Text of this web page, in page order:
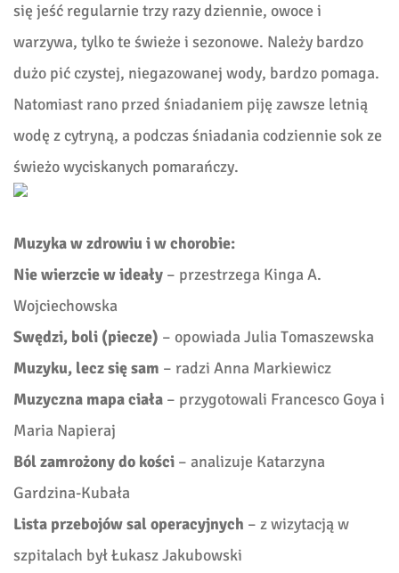
się jeść regularnie trzy razy dziennie, owoce i
warzywa, tylko te świeże i sezonowe. Należy bardzo
dużo pić czystej, niegazowanej wody, bardzo pomaga.
Natomiast rano przed śniadaniem piję zawsze letnią
wodę z cytryną, a podczas śniadania codziennie sok ze
świeżo wyciskanych pomarańczy.
Muzyka w zdrowiu i w chorobie:
Nie wierzcie w ideały – przestrzega Kinga A.
Wojciechowska
Swędzi, boli (piecze) – opowiada Julia Tomaszewska
Muzyku, lecz się sam – radzi Anna Markiewicz
Muzyczna mapa ciała – przygotowali Francesco Goya i
Maria Napieraj
Ból zamrożony do kości – analizuje Katarzyna
Gardzina-Kubała
Lista przebojów sal operacyjnych – z wizytacją w
szpitalach był Łukasz Jakubowski